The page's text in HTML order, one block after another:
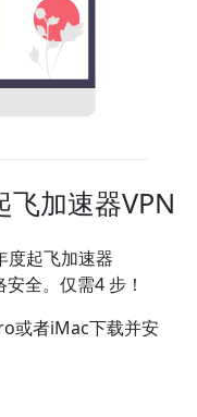
加速器VPN
起飞加速器
全。仅需4 步！
或者iMac下载并安